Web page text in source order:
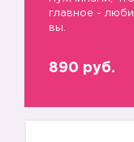
главное -
вы.
890 руб.